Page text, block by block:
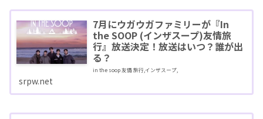
7月にウガウガファミリーが『In
the SOOP (インザスープ)友情旅
行』放送決定！放送はいつ？誰が出
る？
in the soop 友情 旅行,インザスープ,
srpw.net